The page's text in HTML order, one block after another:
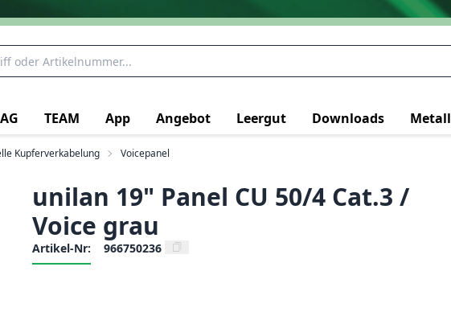
TEAM App Angebot Leergut Downloads
Kupferverkabelung Voicepanel
unilan 19" Panel CU 50/4 Cat.3 /
Voice grau
Artikel-Nr: 966750236